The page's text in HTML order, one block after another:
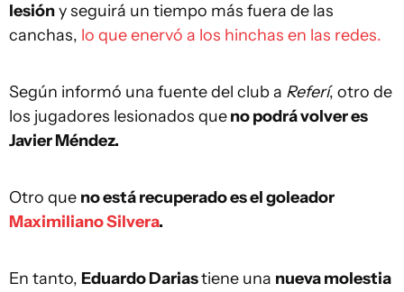
lesióny seguirá un tiempo más fuera de las
canchas, lo que enervó a los hinchas en las redes.
Según informó una fuente del club a Referí, otro de
los jugadores lesionados queno podrá volver es
Javier Méndez.
Otro que no está recuperado es el goleador
Maximiliano Silvera.
En tanto, Eduardo Dariastiene una nueva molestia